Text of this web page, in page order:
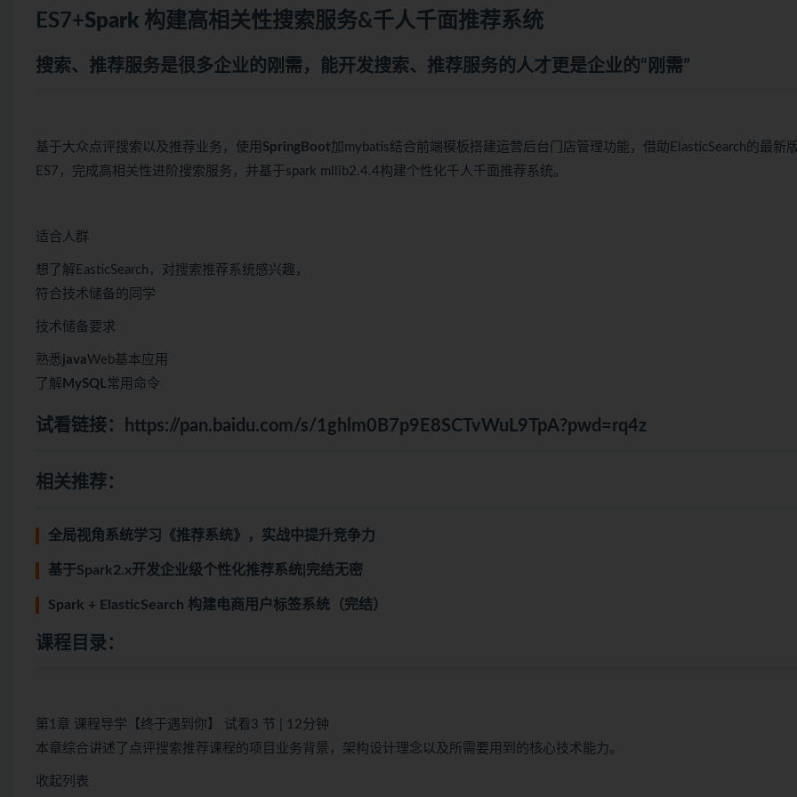
ES7+Spark 构建高相关性搜索服务&千人千面推荐系统
搜索、推荐服务是很多企业的刚需，能开发搜索、推荐服务的人才更是企业的“刚需”
基于大众点评搜索以及推荐业务，使用 SpringBoot加mybatis结合前端模板搭建运营后台门店管理功能，借助ElasticSearch的最新
ES7，完成高相关性进阶搜索服务，并基于spark mllib2.4.4构建个性化千人千面推荐系统。
适合人群
想了解EasticSearch，对搜索推荐系统感兴趣，
符合技术储备的同学
技术储备要求
熟悉javaWeb基本应用
了解 MySQL常用命令
试看链接： https://pan.baidu.com/s/1ghlm0B7p9E8SCTvWuL9TpA?pwd=rq4z
相关推荐：
全局视角系统学习《推荐系统》，实战中提升竞争力
基于Spark2.x开发企业级个性化推荐系统|完结无密
Spark + ElasticSearch 构建电商用户标签系统（完结）
课程目录：
第1章 课程导学【终于遇到你】 试看3 节 | 12分钟
本章综合讲述了点评搜索推荐课程的项目业务背景，架构设计理念以及所需要用到的核心技术能力。
收起列表